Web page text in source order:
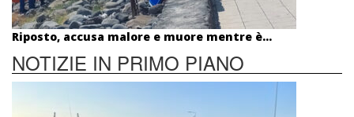
Riposto, accusa malore e muore mentre è...
NOTIZIE IN PRIMO PIANO